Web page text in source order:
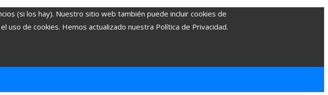
(si los hay). Nuestro sitio web también puede incluir cookies de
uso de cookies. Hemos actualizado nuestra Política de Privacidad.